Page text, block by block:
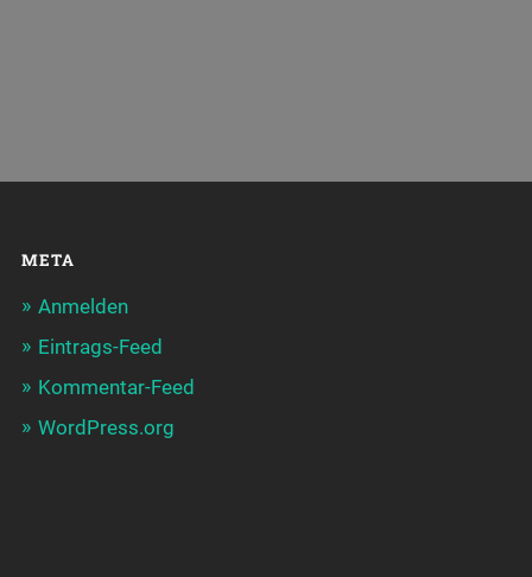
META
Anmelden
Eintrags-Feed
Kommentar-Feed
WordPress.org